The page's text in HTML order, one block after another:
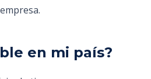
en mi país?